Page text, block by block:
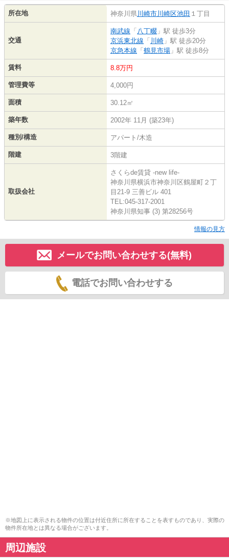
所在地 神奈川県川崎市川崎区池田 １丁目
交通
南武線 「 八丁畷 」駅 徒歩3分
京浜東北線 「 川崎 」駅 徒歩20分
京急本線 「 鶴見市場 」駅 徒歩8分
賃料 8.8万円
管理費等 4,000円
面積 30.12㎡
築年数 2002年 11月 (築23年)
種別/構造 アパート/木造
階建 3階建
取扱会社
さくらde賃貸 -new life-
神奈川県横浜市神奈川区鶴屋町２丁
目21-9 三善ビル 401
TEL:045-317-2001
神奈川県知事 (3) 第28256号
情報の見方
メールでお問い合わせする(無料)
電話でお問い合わせする
※地図上に表示される物件の位置は付近住所に所在することを表すものであり、実際の
物件所在地とは異なる場合がございます。
周辺施設